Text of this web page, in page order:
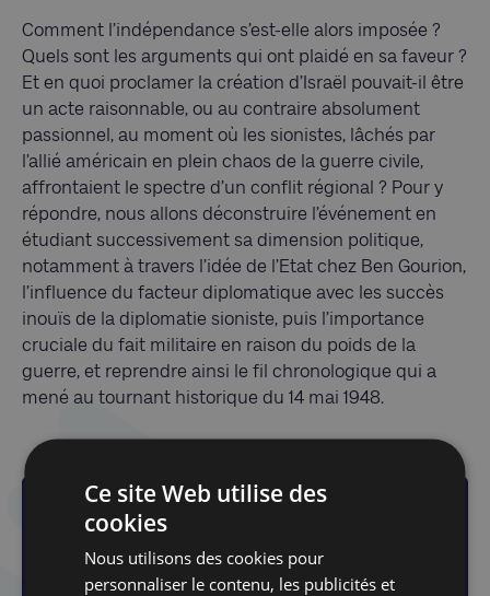
Comment l’indépendance s’est-elle alors imposée ?
Quels sont les arguments qui ont plaidé en sa faveur ?
Et en quoi proclamer la création d’Israël pouvait-il être
un acte raisonnable, ou au contraire absolument
passionnel, au moment où les sionistes, lâchés par
l’allié américain en plein chaos de la guerre civile,
affrontaient le spectre d’un conflit régional ? Pour y
répondre, nous allons déconstruire l’événement en
étudiant successivement sa dimension politique,
notamment à travers l’idée de l’Etat chez Ben Gourion,
l’influence du facteur diplomatique avec les succès
inouïs de la diplomatie sioniste, puis l’importance
cruciale du fait militaire en raison du poids de la
guerre, et reprendre ainsi le fil chronologique qui a
mené au tournant historique du 14 mai 1948.
Téléchargez l'étude complete
etude_annuelle_2018_frederique_schillo.pdf
379 Ko
Ce site Web utilise des
cookies
Nous utilisons des cookies pour
personnaliser le contenu, les publicités et